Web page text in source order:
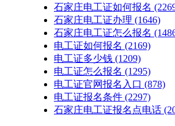
石家庄电工证如何报名
石家庄电工证办理 (1646)
石家庄电工证怎么报名
电工证如何报名 (2169)
电工证多少钱 (1209)
电工证怎么报名 (1295)
电工证官网报名入口 (878)
电工证报名条件 (2297)
石家庄电工证报名点电话